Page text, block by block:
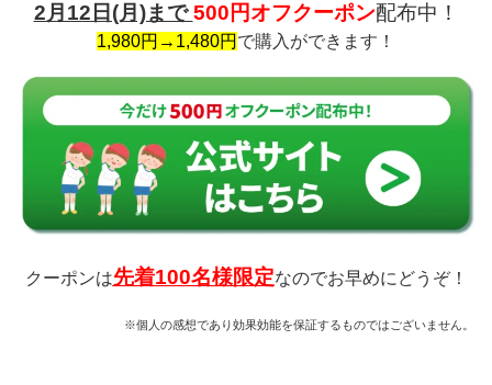
2月12日(月)まで500円オフクーポン配布中！
1,980円→1,480円 で購入ができます！
クーポンは先着100名様限定なのでお早めにどうぞ！
※個人の感想であり効果効能を保証するものではございません。